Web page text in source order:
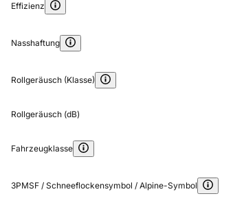
Effizienz
Nasshaftung
Rollgeräusch (Klasse)
Rollgeräusch (dB)
Fahrzeugklasse
3PMSF / Schneeflockensymbol / Alpine-Symbol